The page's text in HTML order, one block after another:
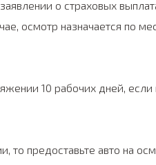
о страховых
осмотр назначается по
10 рабочих дней,
то предоставьте авто на